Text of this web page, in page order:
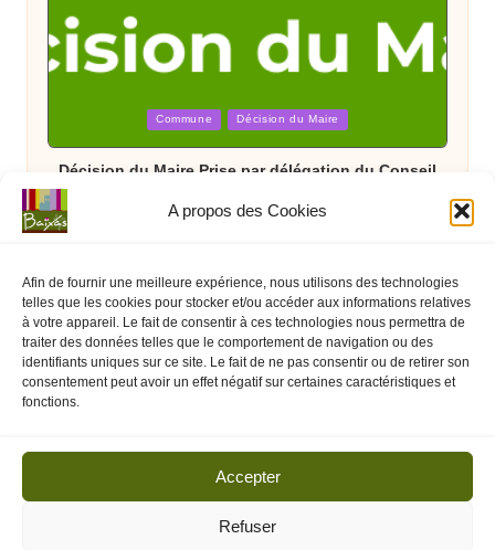
A propos des Cookies
Afin de fournir une meilleure expérience, nous utilisons des technologies
telles que les cookies pour stocker et/ou accéder aux informations relatives
à votre appareil. Le fait de consentir à ces technologies nous permettra de
traiter des données telles que le comportement de navigation ou des
identifiants uniques sur ce site. Le fait de ne pas consentir ou de retirer son
consentement peut avoir un effet négatif sur certaines caractéristiques et
fonctions.
Accepter
Refuser
Commune Décision du Maire
Décision du Maire Prise par délégation du Conseil
Posted
Arrêté Préfectoral
pyrotechniques jusqu’au 16 juillet 2026